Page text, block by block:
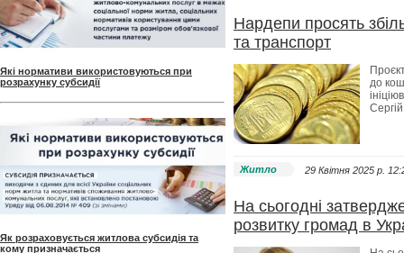
Які нормативи використовуються при
розрахунку субсидії
Як розраховується житлова субсидія та
кому призначається
Нардепи просять
та транспорт
до
Житло 29 Квітня 2025 p.
На сьогодні
розвитку громад в